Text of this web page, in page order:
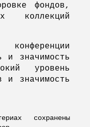
фондов,
коллекций
и значимость
уровень
и значимость
сохранены